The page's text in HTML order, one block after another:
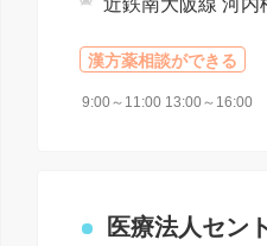
漢方薬相談ができる
9:00～11:00 13:00～
医療法人セン